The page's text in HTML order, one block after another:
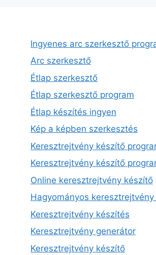
Ingyenes arc szerkesztő
Arc szerkesztő
Étlap szerkesztő
Étlap szerkesztő program
Étlap készítés ingyen
Kép a képben szerkesztés
Keresztrejtvény készítő
Keresztrejtvény készítő
Online keresztrejtvény készítő
Hagyományos
Keresztrejtvény készítés
Keresztrejtvény generátor
Keresztrejtvény készítő